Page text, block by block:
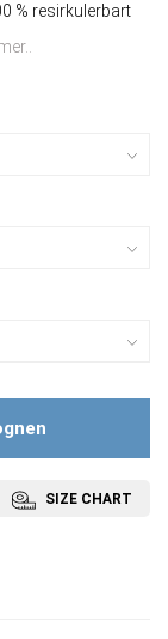
% resirkulerbart
SIZE CHART